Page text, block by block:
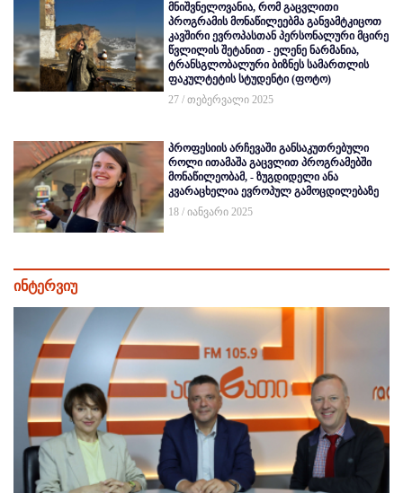
მნიშვნელოვანია, რომ გაცვლითი
პროგრამის მონაწილეებმა განვამტკიცოთ
კავშირი ევროპასთან პერსონალური მცირე
წვლილის შეტანით - ელენე ნარმანია,
ტრანსგლობალური ბიზნეს სამართლის
ფაკულტეტის სტუდენტი (ფოტო)
27 / თებერვალი 2025
პროფესიის არჩევაში განსაკუთრებული
როლი ითამაშა გაცვლით პროგრამებში
მონაწილეობამ, - ზუგდიდელი ანა
კვარაცხელია ევროპულ გამოცდილებაზე
18 / იანვარი 2025
ინტერვიუ